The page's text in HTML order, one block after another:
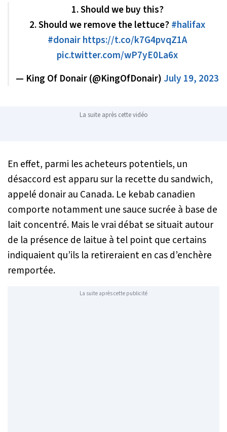
1. Should we buy this?
2. Should we remove the lettuce?#halifax
#donairhttps://t.co/k7G4pvqZ1A
pic.twitter.com/wP7yE0La6x
— King Of Donair (@KingOfDonair) July 19, 2023
La suite après cette vidéo
En effet, parmi les acheteurs potentiels, un
désaccord est apparu sur la recette du sandwich,
appelé donair au Canada. Le kebab canadien
comporte notamment une sauce sucrée à base de
lait concentré. Mais le vrai débat se situait autour
de la présence de laitue à tel point que certains
indiquaient qu’ils la retireraient en cas d’enchère
remportée.
La suite après cette publicité